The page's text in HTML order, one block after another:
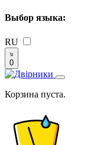
Выбор языка:
RU
0
Корзина пуста.